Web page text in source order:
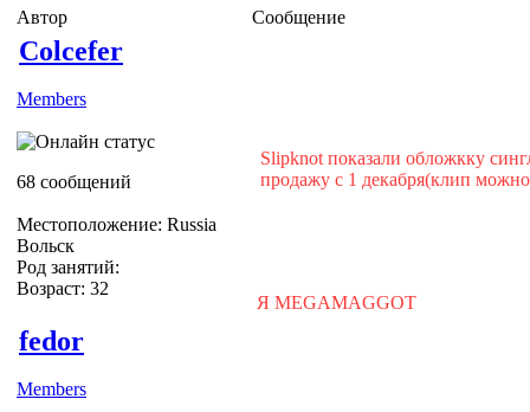
Автор
Сообщение
Colcefer
Members
68 сообщений
Местоположение: Russia
Вольск
Род занятий:
Возраст: 32
Slipknot показали обложкку
продажу с 1 декабря(клип
Я MEGAMAGGOT
fedor
Members